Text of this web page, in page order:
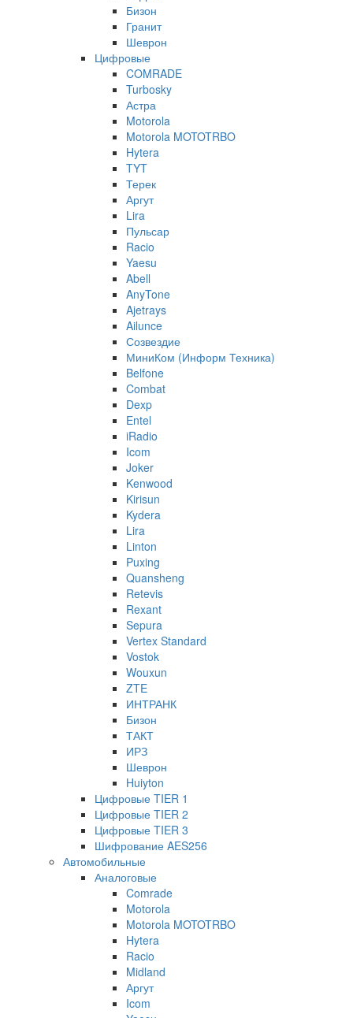
Бизон
Гранит
Шеврон
Цифровые
COMRADE
Turbosky
Астра
Motorola
Motorola MOTOTRBO
Hytera
TYT
Терек
Аргут
Lira
Пульсар
Racio
Yaesu
Abell
AnyTone
Ajetrays
Ailunce
Созвездие
МиниКом (Информ Техника)
Belfone
Combat
Dexp
Entel
iRadio
Icom
Joker
Kenwood
Kirisun
Kydera
Lira
Linton
Puxing
Quansheng
Retevis
Rexant
Sepura
Vertex Standard
Vostok
Wouxun
ZTE
ИНТРАНК
Бизон
ТАКТ
ИРЗ
Шеврон
Huiyton
Цифровые TIER 1
Цифровые TIER 2
Цифровые TIER 3
Шифрование AES256
Автомобильные
Аналоговые
Comrade
Motorola
Motorola MOTOTRBO
Hytera
Racio
Midland
Аргут
Icom